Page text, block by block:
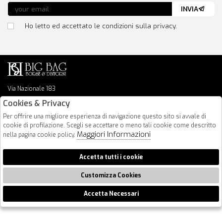
Via Nazionale 183
64026 Roseto Degli Abruzzi
info@bigbagshoponline.it
follow us
Ho letto ed accettato le condizioni sulla privacy.
INVIA
2026 BigBag - P.iva : 00916940679 Powered by
🍪
Cookies & Privacy
Per offrire una migliore esperienza di navigazione questo sito si avvale di
cookie di profilazione. Scegli se accettare o meno tali cookie come descritto
nella pagina cookie policy. Maggiori Informazioni
Accetta tutti i cookie
Customizza Cookies
Accetta Necessari